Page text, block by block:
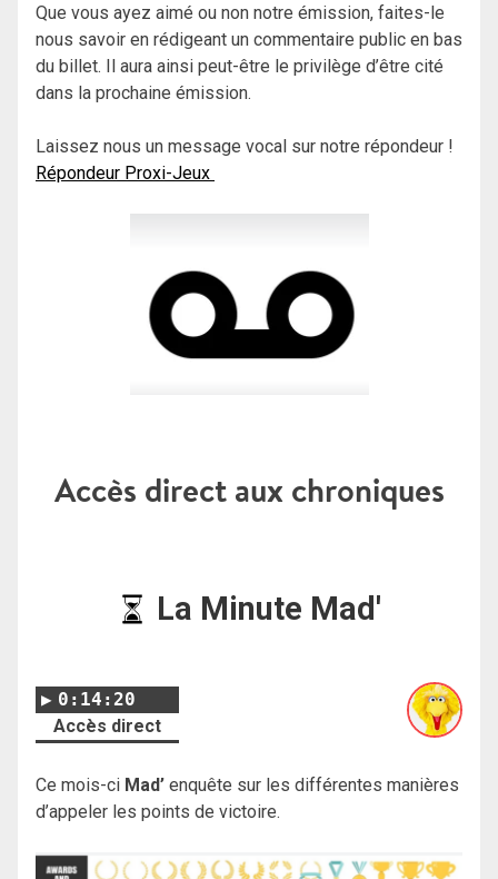
Que vous ayez aimé ou non notre émission, faites-le
nous savoir en rédigeant un commentaire public en bas
du billet. Il aura ainsi peut-être le privilège d’être cité
dans la prochaine émission.
Laissez nous un message vocal sur notre répondeur !
Répondeur Proxi-Jeux
Accès direct aux chroniques
La Minute Mad'
0:14:20
Accès direct
Ce mois-ci Mad’ enquête sur les différentes manières
d’appeler les points de victoire.